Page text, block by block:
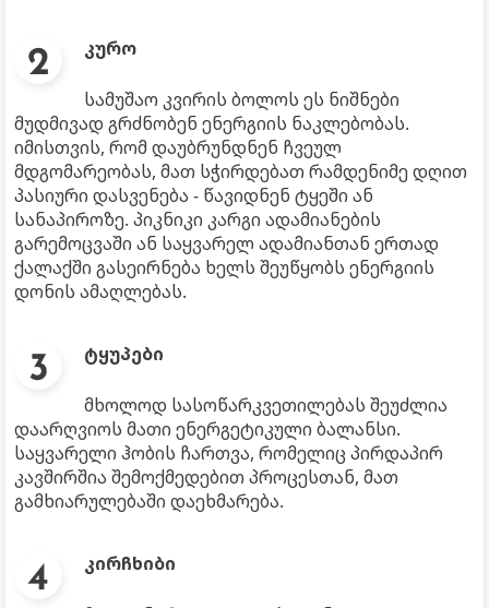
კურო
სამუშაო კვირის ბოლოს ეს ნიშნები
მუდმივად გრძნობენ ენერგიის ნაკლებობას.
იმისთვის, რომ დაუბრუნდნენ ჩვეულ
მდგომარეობას, მათ სჭირდებათ რამდენიმე დღით
პასიური დასვენება - წავიდნენ ტყეში ან
სანაპიროზე. პიკნიკი კარგი ადამიანების
გარემოცვაში ან საყვარელ ადამიანთან ერთად
ქალაქში გასეირნება ხელს შეუწყობს ენერგიის
დონის ამაღლებას.
ტყუპები
მხოლოდ სასოწარკვეთილებას შეუძლია
დაარღვიოს მათი ენერგეტიკული ბალანსი.
საყვარელი ჰობის ჩართვა, რომელიც პირდაპირ
კავშირშია შემოქმედებით პროცესთან, მათ
გამხიარულებაში დაეხმარება.
კირჩხიბი